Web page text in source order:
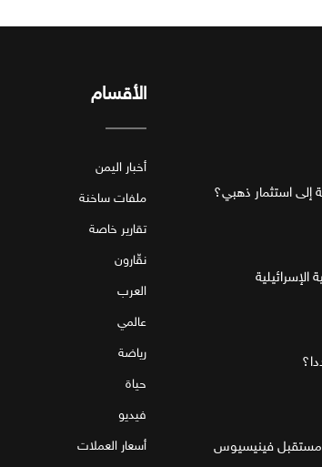
الإسرائيلية
مستقبل فينيسيوس
الأقسام
أخبار اليمن
ملفات ساخنة
تقارير خاصة
نقّارون
العرب
عالمي
رياضة
حياة
فيديو
أسعار العملات